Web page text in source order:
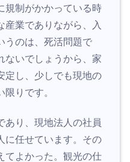
規制がかかっている時
産業でありながら、入
うのは、死活問題で
ないでしょうから、家
定し、少しでも現地の
りです。
あり、現地法人の社員
に任せています。その
てよかった。観光の仕